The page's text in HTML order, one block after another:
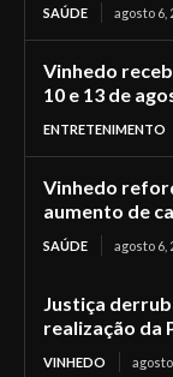
SAÚDE agosto 6,
Vinhedo
10 e 13 de
ENTRETENIMENTO
Vinhedo
aumento de
SAÚDE agosto 6,
Justiça
realização da
VINHEDO